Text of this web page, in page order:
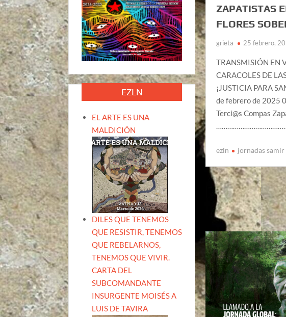
ZAPATISTAS
FLORES
grieta 25 febrero,
TRANSMISIÓN EN
CARACOLES DE
¡JUSTICIA PARA
de febrero de 2025
Terci@s Compas
ezln jornadas samir
EZLN
EL ARTE ES UNA
MALDICIÓN
DILES QUE TENEMOS
QUE RESISTIR, TENEMOS
QUE REBELARNOS,
TENEMOS QUE VIVIR.
CARTA DEL
SUBCOMANDANTE
INSURGENTE MOISÉS A
LUIS DE TAVIRA